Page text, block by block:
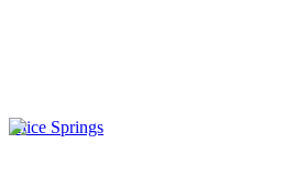
Alice Springs